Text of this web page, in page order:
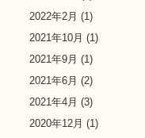
2022年2月 (1)
2021年10月 (1)
2021年9月 (1)
2021年6月 (2)
2021年4月 (3)
2020年12月 (1)